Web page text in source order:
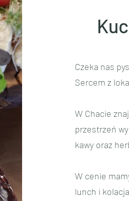
Czeka nas
Sercem z
W Chacie
przestrzeń
kawy oraz
W cenie
lunch i